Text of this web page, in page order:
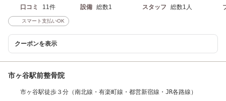
口コミ 11件 設備 総数1 スタッフ 総数1人
スマート支払いOK
クーポンを表示
市ヶ谷駅前整骨院
市ヶ谷駅徒歩３分（南北線・有楽町線・都営新宿線・JR各路線）